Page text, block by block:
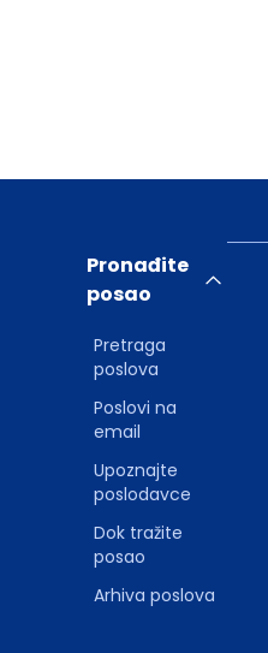
Pronađite
posao
Pretraga
poslova
Poslovi na
email
Upoznajte
poslodavce
Dok tražite
posao
Arhiva poslova